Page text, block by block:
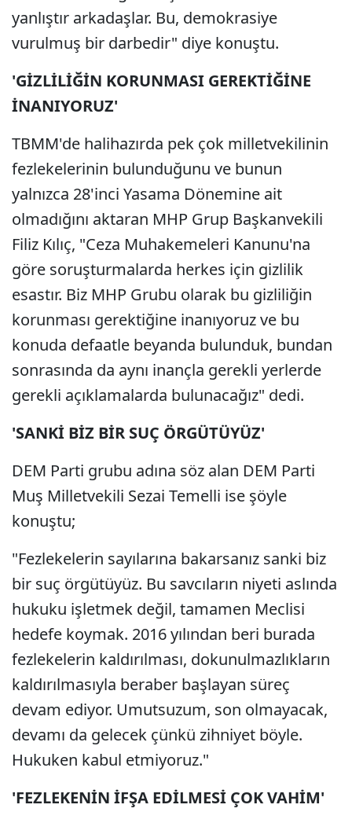
yanlıştır arkadaşlar. Bu, demokrasiye
vurulmuş bir darbedir" diye konuştu.
'GİZLİLİĞİN KORUNMASI GEREKTİĞİNE
İNANIYORUZ'
TBMM'de halihazırda pek çok milletvekilinin
fezlekelerinin bulunduğunu ve bunun
yalnızca 28'inci Yasama Dönemine ait
olmadığını aktaran MHP Grup Başkanvekili
Filiz Kılıç, "Ceza Muhakemeleri Kanunu'na
göre soruşturmalarda herkes için gizlilik
esastır. Biz MHP Grubu olarak bu gizliliğin
korunması gerektiğine inanıyoruz ve bu
konuda defaatle beyanda bulunduk, bundan
sonrasında da aynı inançla gerekli yerlerde
gerekli açıklamalarda bulunacağız" dedi.
'SANKİ BİZ BİR SUÇ ÖRGÜTÜYÜZ'
DEM Parti grubu adına söz alan DEM Parti
Muş Milletvekili Sezai Temelli ise şöyle
konuştu;
"Fezlekelerin sayılarına bakarsanız sanki biz
bir suç örgütüyüz. Bu savcıların niyeti aslında
hukuku işletmek değil, tamamen Meclisi
hedefe koymak. 2016 yılından beri burada
fezlekelerin kaldırılması, dokunulmazlıkların
kaldırılmasıyla beraber başlayan süreç
devam ediyor. Umutsuzum, son olmayacak,
devamı da gelecek çünkü zihniyet böyle.
Hukuken kabul etmiyoruz."
'FEZLEKENİN İFŞA EDİLMESİ ÇOK VAHİM'